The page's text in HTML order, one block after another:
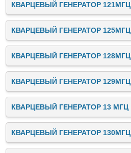
КВАРЦЕВЫЙ ГЕНЕРАТОР 121МГЦ
КВАРЦЕВЫЙ ГЕНЕРАТОР 125МГЦ
КВАРЦЕВЫЙ ГЕНЕРАТОР 128МГЦ
КВАРЦЕВЫЙ ГЕНЕРАТОР 129МГЦ
КВАРЦЕВЫЙ ГЕНЕРАТОР 13 МГЦ
КВАРЦЕВЫЙ ГЕНЕРАТОР 130МГЦ